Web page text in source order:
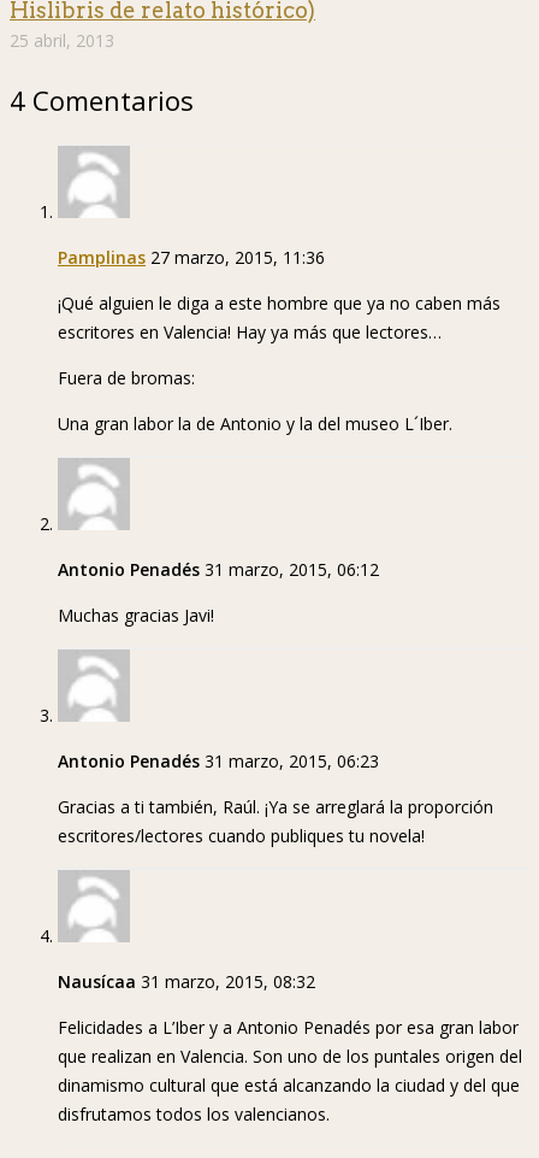
Hislibris de relato histórico)
25 abril, 2013
4 Comentarios
Pamplinas 27 marzo, 2015, 11:36
¡Qué alguien le diga a este hombre que ya no caben más
escritores en Valencia! Hay ya más que lectores…
Fuera de bromas:
Una gran labor la de Antonio y la del museo L´Iber.
Antonio Penadés 31 marzo, 2015, 06:12
Muchas gracias Javi!
Antonio Penadés 31 marzo, 2015, 06:23
Gracias a ti también, Raúl. ¡Ya se arreglará la proporción
escritores/lectores cuando publiques tu novela!
Nausícaa 31 marzo, 2015, 08:32
Felicidades a L’Iber y a Antonio Penadés por esa gran labor
que realizan en Valencia. Son uno de los puntales origen del
dinamismo cultural que está alcanzando la ciudad y del que
disfrutamos todos los valencianos.